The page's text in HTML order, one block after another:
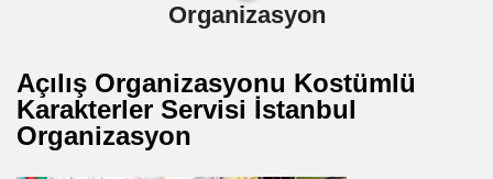
Organizasyon
Açılış Organizasyonu Kostümlü
Karakterler Servisi İstanbul
Organizasyon